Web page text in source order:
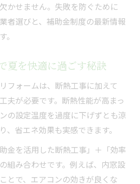
かせません。失敗を防ぐために
者選びと、補助金制度の最新情報
。
夏を快適に過ごす秘訣
フォームは、断熱工事に加えて
夫が必要です。断熱性能が高まっ
の設定温度を過度に下げずとも涼
、省エネ効果も実感できます。
金を活用した断熱工事」＋「効率
組み合わせです。例えば、内窓設
とで、エアコンの効きが良くな